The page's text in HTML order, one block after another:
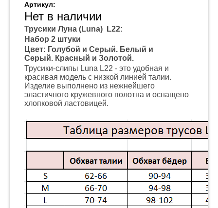
Артикул:
Нет в наличии
Трусики Луна (Luna) L22:
Набор 2 штуки
Цвет: Голубой и Серый. Белый и
Серый. Красный и Золотой.
Трусики-слипы Luna L22 - это удобная и
красивая модель с низкой линией талии.
Изделие выполнено из нежнейшего
эластичного кружевного полотна и оснащено
хлопковой ластовицей.